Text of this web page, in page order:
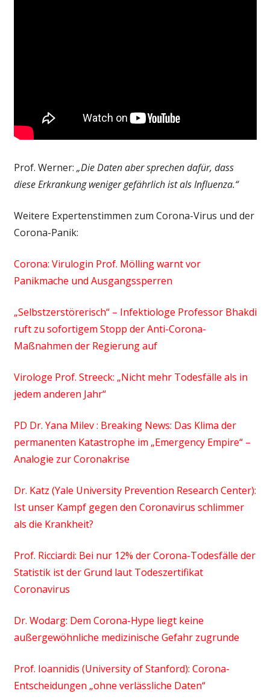
Prof. Werner: „Die Daten aber sprechen dafür, dass
diese Erkrankung weniger gefährlich ist als Influenza.“
Weitere Expertenstimmen zum Corona-Virus und der
Corona-Panik:
Corona: Virulogin Prof. Mölling warnt vor
Panikmache und Ausgangssperren
„Selbstzerstörerisch“ – Infektiologe Professor Bhakdi
ruft zu sofortigem Stopp der Anti-Corona-
Maßnahmen der Regierung auf
Virologe Prof. Streeck: „Nicht mehr Todesfälle als in
jedem anderen Jahr“
PD Dr. Yana Milev : Breaking News: Das Klima der
permanenten Katastrophe im „Emergency Empire“ –
Analogie zur Coronakrise
Dr. Katz (Yale University Prevention Research Center):
Ist unser Kampf gegen den Coronavirus schlimmer
als die Krankheit?
Prof. Ricciardi: Bei nur 12% der Corona-Todesfälle der
Statistik ist der Grund laut Todeszertifikat
Coronavirus
Dr. Wodarg: Dem Corona-Hype liegt keine
außergewöhnliche medizinische Gefahr zugrunde
Prof. Ioannidis (University of Stanford): Corona-
Entscheidungen „ohne verlässliche Daten“